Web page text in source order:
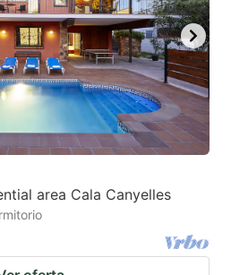
area Cala Canyelles